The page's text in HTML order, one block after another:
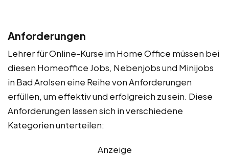
Anforderungen
Lehrer für Online-Kurse im Home Office müssen bei
diesen Homeoffice Jobs, Nebenjobs und Minijobs
in Bad Arolsen eine Reihe von Anforderungen
erfüllen, um effektiv und erfolgreich zu sein. Diese
Anforderungen lassen sich in verschiedene
Kategorien unterteilen:
Anzeige